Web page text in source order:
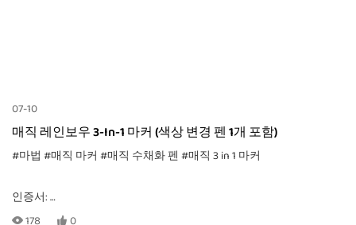
07-10
매직 레인보우 3-In-1 마커 (색상 변경 펜 1개 포함)
#마법 #매직 마커 #매직 수채화 펜#매직 3 in 1 마커
인증서:
CE, EN71-1, -2, -3, TRA, ASTM-D4236
178 0